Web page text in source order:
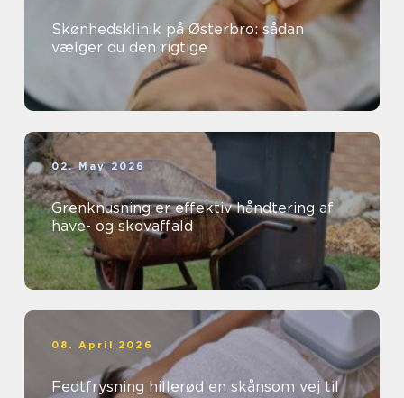
Skønhedsklinik på Østerbro: sådan
vælger du den rigtige
02. May 2026
Grenknusning er effektiv håndtering af
have- og skovaffald
08. April 2026
Fedtfrysning hillerød en skånsom vej til